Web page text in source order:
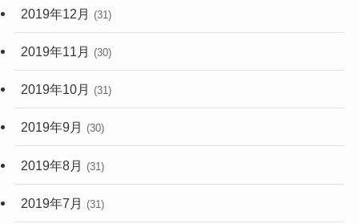
2019年12月 (31)
2019年11月 (30)
2019年10月 (31)
2019年9月 (30)
2019年8月 (31)
2019年7月 (31)